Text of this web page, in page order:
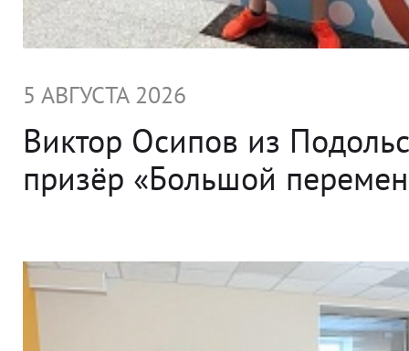
5 АВГУСТА 2026
Виктор Осипов из
призёр «Большой